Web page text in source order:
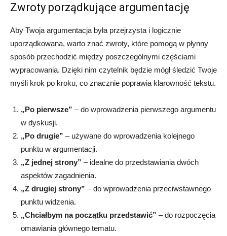
Zwroty porządkujące argumentację
Aby Twoja argumentacja była przejrzysta i logicznie
uporządkowana, warto znać zwroty, które pomogą w płynny
sposób przechodzić między poszczególnymi częściami
wypracowania. Dzięki nim czytelnik będzie mógł śledzić Twoje
myśli krok po kroku, co znacznie poprawia klarowność tekstu.
„Po pierwsze” – do wprowadzenia pierwszego argumentu
w dyskusji.
„Po drugie” – używane do wprowadzenia kolejnego
punktu w argumentacji.
„Z jednej strony” – idealne do przedstawiania dwóch
aspektów zagadnienia.
„Z drugiej strony” – do wprowadzenia przeciwstawnego
punktu widzenia.
„Chciałbym na początku przedstawić” – do rozpoczęcia
omawiania głównego tematu.